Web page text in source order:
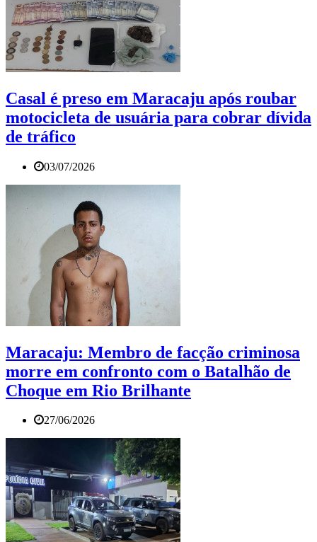
Casal é preso em Maracaju após roubar
motocicleta de usuária para cobrar dívida
de tráfico
03/07/2026
Maracaju: Membro de facção criminosa
morre em confronto com o Batalhão de
Choque em Rio Brilhante
27/06/2026